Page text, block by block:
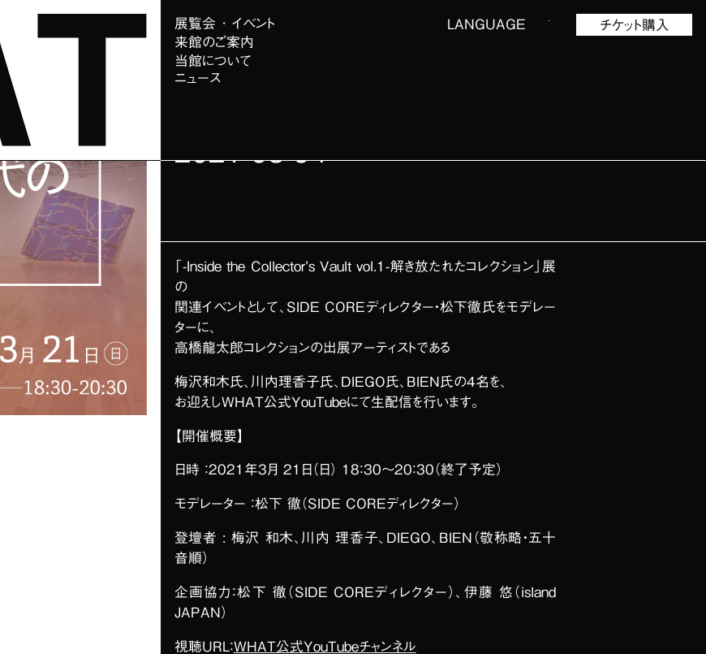
展覧会 ･ イベント
来館のご案内
当館について
ニュース
LANGUAGE チケット購入
お知らせ
YouTube生配信のお知らせ：ミレ
「-Inside the Collector’s Vault vol.1-解き放たれたコレクション」展
の
関連イベントとして、SIDE COREディレクター・松下徹氏をモデレー
ターに、
高橋龍太郎コレクションの出展アーティストである
梅沢和木氏、川内理香子氏、DIEGO氏、BIEN氏の4名を、
お迎えしWHAT公式YouTubeにて生配信を行います。
【開催概要】
日時 ：2021年3月 21日（日） 18：30〜20：30（終了予定）
モデレーター ：松下 徹（SIDE COREディレクター）
登壇者 : 梅沢 和木、川内 理香子、DIEGO、BIEN（敬称略・五十
音順）
企画協力：松下 徹（SIDE COREディレクター）、伊藤 悠（island
JAPAN）
視聴URL：WHAT公式YouTubeチャンネル